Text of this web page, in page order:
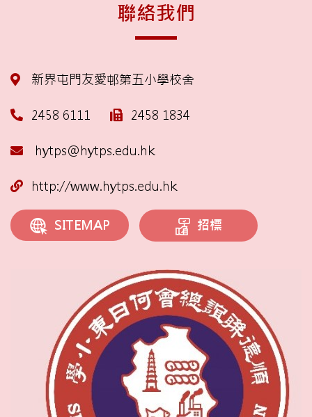
聯絡我們
新界屯門友愛邨第五小學校舍
2458 6111 2458 1834
hytps@hytps.edu.hk
http://www.hytps.edu.hk
SITEMAP 招標